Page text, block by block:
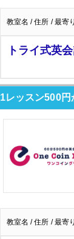
教室名 / 住所 / 最寄
トライ式英
1レッスン500円
教室名 / 住所 / 最寄